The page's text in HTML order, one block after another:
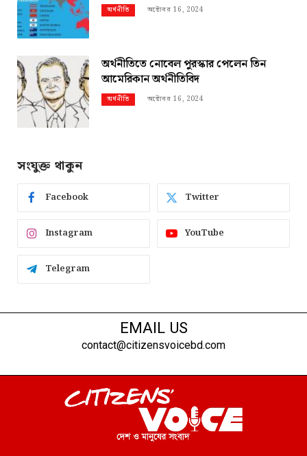
অর্থনীতি অক্টোবর 16, 2024
অর্থনীতিতে নোবেল পুরস্কার পেলেন তিন
আমেরিকান অর্থনীতিবিদ
অর্থনীতি অক্টোবর 16, 2024
সংযুক্ত থাকুন
Facebook Twitter
Instagram YouTube
Telegram
EMAIL US
contact@citizensvoicebd.com